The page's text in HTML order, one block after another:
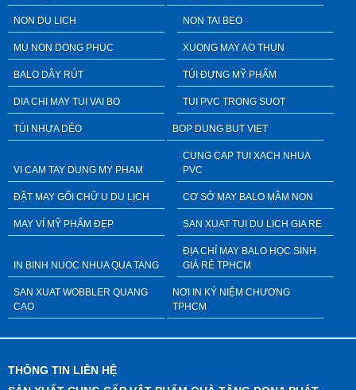
NON DU LICH NON TAI BEO
MU NON DONG PHUC XUONG MAY AO THUN
BALO DÂY RÚT TÚI ĐỰNG MỸ PHẨM
DIA CHI MAY TUI VAI BO TUI PVC TRONG SUOT
TÚI NHỰA DẺO BOP DUNG BUT VIET
VI CAM TAY DUNG MY PHAM
CUNG CAP TUI XACH NHUA
PVC
ĐẶT MAY GỐI CHỮ U DU LỊCH CƠ SỞ MAY BALO MẦM NON
MAY VÍ MỸ PHẨM ĐẸP SAN XUAT TUI DU LICH GIA RE
IN BINH NUOC NHUA QUA TANG
ĐỊA CHỈ MAY BALO HỌC SINH
GIÁ RẺ TPHCM
SAN XUAT WOBBLER QUANG
CAO
NƠI IN KỶ NIỆM CHƯƠNG
TPHCM
THÔNG TIN LIÊN HỆ